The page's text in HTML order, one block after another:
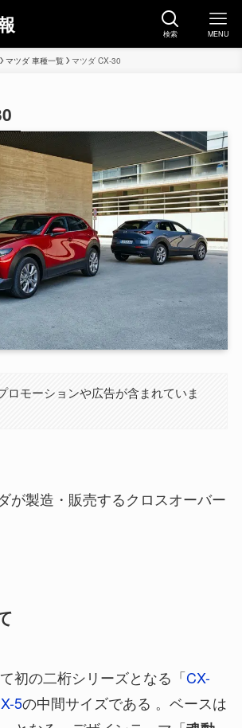
検索 MENU
マツダ 車種一覧 マツダ CX-30
ロモーションや広告が含まれていま
が製造・販売するクロスオーバー
初の二桁シリーズとなる「CX-
5の中間サイズである 。ベースは